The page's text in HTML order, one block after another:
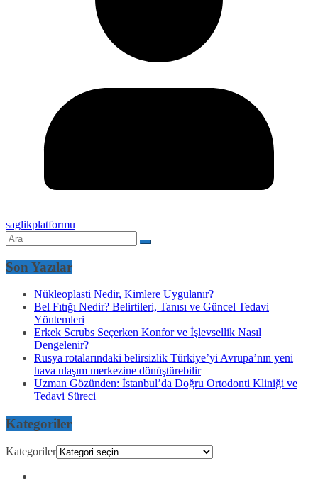
saglikplatformu
Son Yazılar
Nükleoplasti Nedir, Kimlere Uygulanır?
Bel Fıtığı Nedir? Belirtileri, Tanısı ve Güncel Tedavi
Yöntemleri
Erkek Scrubs Seçerken Konfor ve İşlevsellik Nasıl
Dengelenir?
Rusya rotalarındaki belirsizlik Türkiye’yi Avrupa’nın yeni
hava ulaşım merkezine dönüştürebilir
Uzman Gözünden: İstanbul’da Doğru Ortodonti Kliniği ve
Tedavi Süreci
Kategoriler
Kategoriler